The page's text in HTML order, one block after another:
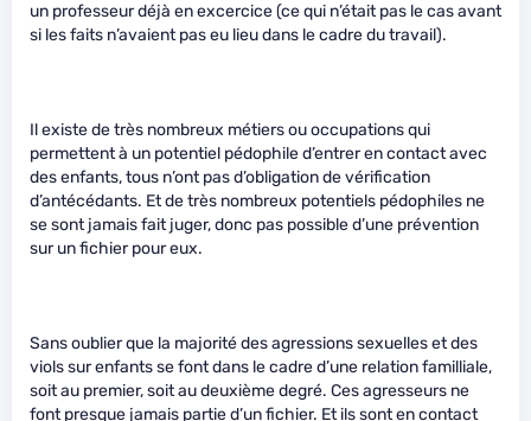
un professeur déjà en excercice (ce qui n’était pas le cas avant
si les faits n’avaient pas eu lieu dans le cadre du travail).
Il existe de très nombreux métiers ou occupations qui
permettent à un potentiel pédophile d’entrer en contact avec
des enfants, tous n’ont pas d’obligation de vérification
d’antécédants. Et de très nombreux potentiels pédophiles ne
se sont jamais fait juger, donc pas possible d’une prévention
sur un fichier pour eux.
Sans oublier que la majorité des agressions sexuelles et des
viols sur enfants se font dans le cadre d’une relation familliale,
soit au premier, soit au deuxième degré. Ces agresseurs ne
font presque jamais partie d’un fichier. Et ils sont en contact